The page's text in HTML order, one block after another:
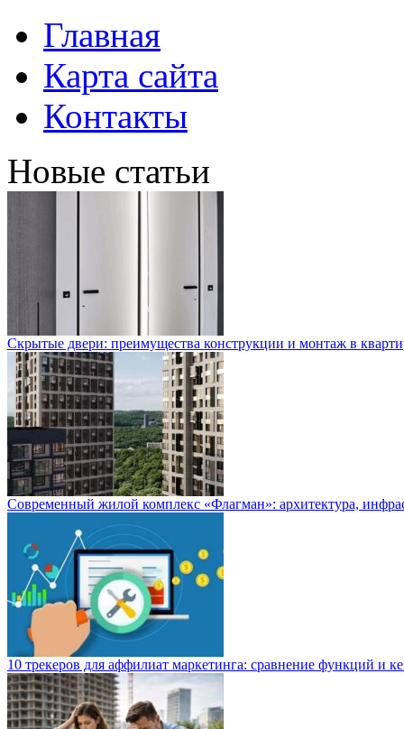
Главная
Карта сайта
Контакты
Новые статьи
Скрытые двери: преимущества конструкции и монтаж в
Современный жилой комплекс «Флагман»: архитектура,
10 трекеров для аффилиат маркетинга: сравнение функций и